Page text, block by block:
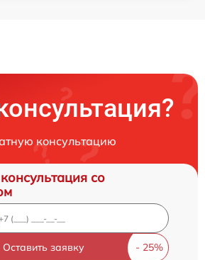
консультацию
со
Оставить заявку